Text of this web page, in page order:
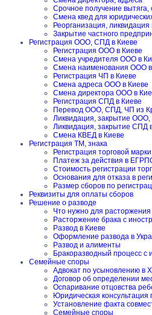
Срочное получение вытяга,
Смена квед для
Реорганизация,
Закрытие частного
Регистрация ООО, СПД в Киеве
Регистрация ООО в Киеве
Смена учредителя ООО в
Смена наименования ООО в
Регистрация ЧП в Киеве
Смена адреса ООО в Киеве
Смена директора ООО в
Регистрация СПД в Киеве
Перевод ООО, СПД, ЧП из
Ликвидация, закрытие ООО,
Ликвидация, закрытие СПД
Смена КВЕД в Киеве
Регистрация ТМ, знака
Регистрация торговой
Платеж за действия в
Стоимость регистрации
Основания для отказа в
Размер сборов по
Реквизиты для оплаты сборов
Решение о разводе
Что нужно для расторжения
Расторжение брака с
Развод в Киеве
Оформление развода в
Развод и алименты
Бракоразводный процесс с
Семейные споры
Адвокат по усыновлению в
Договор об определении
Оспаривание отцовства
Юридическая
Установление факта
Семейные споры